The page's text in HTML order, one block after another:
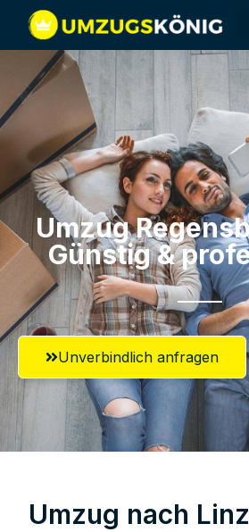
Umzug
Günstig &
Unverbindlich anfragen
Umzug nach